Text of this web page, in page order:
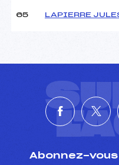
65 LAPIERRE
Abonnez-